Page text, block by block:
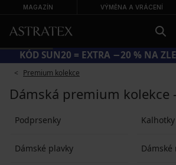
MAGAZÍN VÝMĚNA A VRÁCENÍ
KÓD SUN20 = EXTRA −20 % NA
Premium kolekce
Dámská premium kolekce
Podprsenky Kalhotky
Dámské plavky